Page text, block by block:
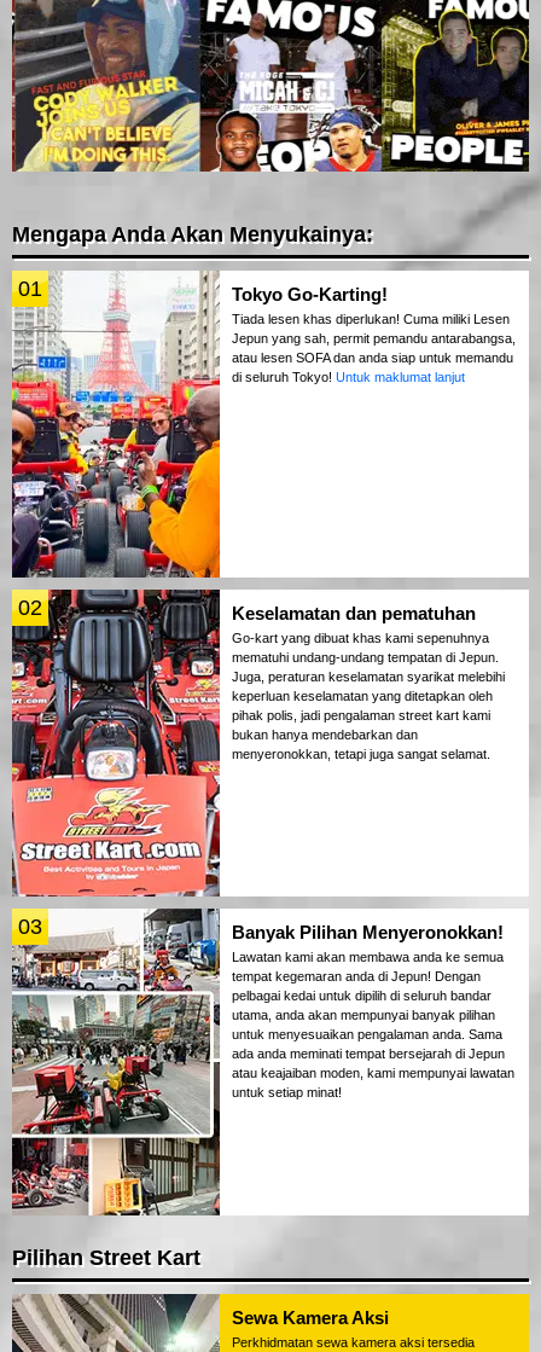
Mengapa Anda Akan Menyukainya:
01 Tokyo Go-Karting!
Tiada lesen khas diperlukan! Cuma miliki Lesen
Jepun yang sah, permit pemandu antarabangsa,
atau lesen SOFA dan anda siap untuk memandu
di seluruh Tokyo! Untuk maklumat lanjut
02 Keselamatan dan pematuhan
Go-kart yang dibuat khas kami sepenuhnya
mematuhi undang-undang tempatan di Jepun.
Juga, peraturan keselamatan syarikat melebihi
keperluan keselamatan yang ditetapkan oleh
pihak polis, jadi pengalaman street kart kami
bukan hanya mendebarkan dan
menyeronokkan, tetapi juga sangat selamat.
03 Banyak Pilihan Menyeronokkan!
Lawatan kami akan membawa anda ke semua
tempat kegemaran anda di Jepun! Dengan
pelbagai kedai untuk dipilih di seluruh bandar
utama, anda akan mempunyai banyak pilihan
untuk menyesuaikan pengalaman anda. Sama
ada anda meminati tempat bersejarah di Jepun
atau keajaiban moden, kami mempunyai lawatan
untuk setiap minat!
Pilihan Street Kart
Sewa Kamera Aksi
Perkhidmatan sewa kamera aksi tersedia